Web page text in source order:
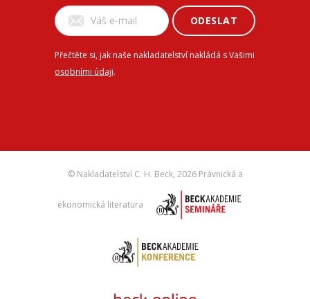
ODESLAT
Přečtěte si, jak naše nakladatelství nakládá s Vašimi
osobními údaji.
© Nakladatelství C. H. Beck, 2026 Právnická a
ekonomická literatura